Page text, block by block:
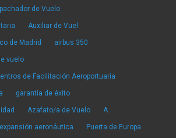
de Vuelo
Auxiliar de Vuel
de Madrid airbus 350
vuelo
de Facilitación Aeroportuaria
garantía de éxito
Azafato/a de Vuelo A
expansión aeronáutica Puerta de Europa